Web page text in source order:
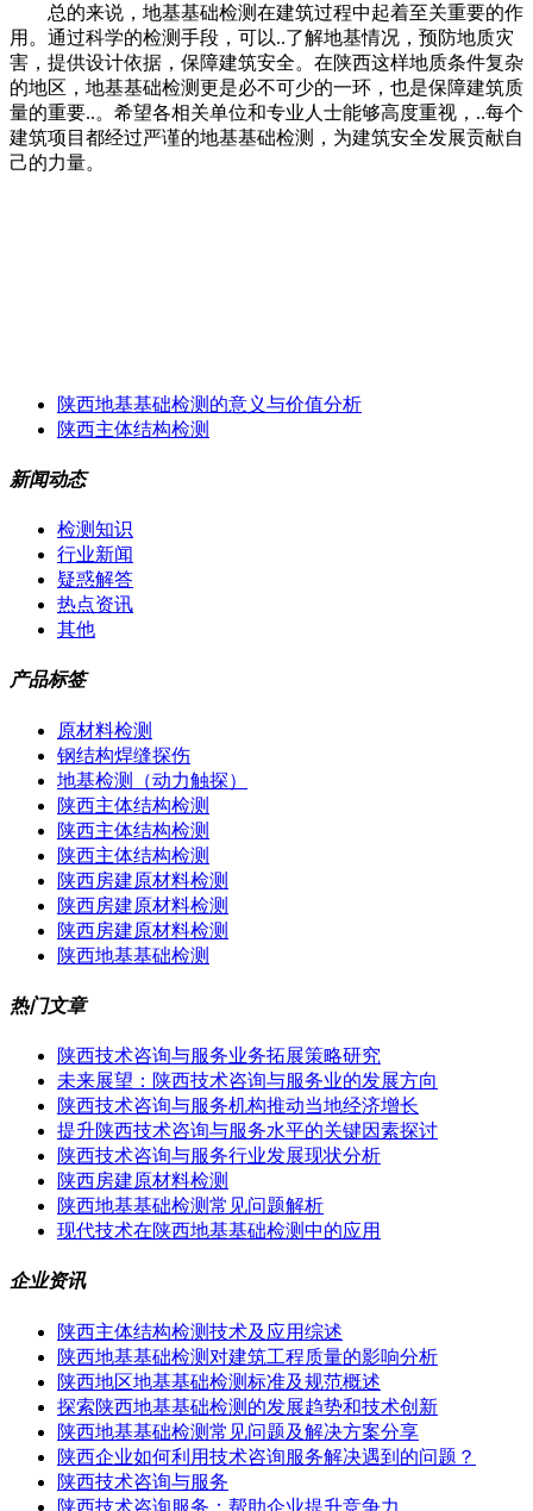
总的来说，地基基础检测在建筑过程中起着至关重要的作
用。通过科学的检测手段，可以..了解地基情况，预防地质灾
害，提供设计依据，保障建筑安全。在陕西这样地质条件复杂
的地区，地基基础检测更是必不可少的一环，也是保障建筑质
量的重要..。希望各相关单位和专业人士能够高度重视，..每个
建筑项目都经过严谨的地基基础检测，为建筑安全发展贡献自
己的力量。
陕西地基基础检测的意义与价值分析
陕西主体结构检测
新闻动态
检测知识
行业新闻
疑惑解答
热点资讯
其他
产品标签
原材料检测
钢结构焊缝探伤
地基检测（动力触探）
陕西主体结构检测
陕西主体结构检测
陕西主体结构检测
陕西房建原材料检测
陕西房建原材料检测
陕西房建原材料检测
陕西地基基础检测
热门文章
陕西技术咨询与服务业务拓展策略研究
未来展望：陕西技术咨询与服务业的发展方向
陕西技术咨询与服务机构推动当地经济增长
提升陕西技术咨询与服务水平的关键因素探讨
陕西技术咨询与服务行业发展现状分析
陕西房建原材料检测
陕西地基基础检测常见问题解析
现代技术在陕西地基基础检测中的应用
企业资讯
陕西主体结构检测技术及应用综述
陕西地基基础检测对建筑工程质量的影响分析
陕西地区地基基础检测标准及规范概述
探索陕西地基基础检测的发展趋势和技术创新
陕西地基基础检测常见问题及解决方案分享
陕西企业如何利用技术咨询服务解决遇到的问题？
陕西技术咨询与服务
陕西技术咨询服务：帮助企业提升竞争力